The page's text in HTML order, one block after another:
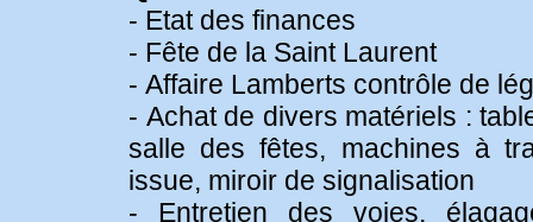
- Etat des finances
- Fête de la Saint Laurent
- Affaire Lamberts contrôle de
- Achat de divers matériels :
salle des fêtes, machines à
issue, miroir de signalisation
- Entretien des voies,